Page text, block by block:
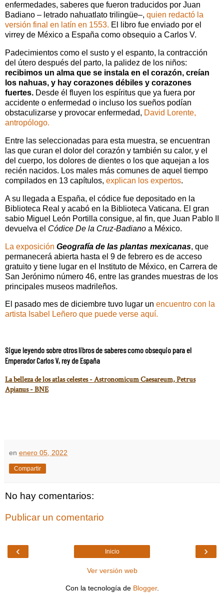
enfermedades, saberes que fueron traducidos por Juan
Badiano – letrado nahuatlato trilingüe–, quien redactó la
versión final en latín en 1553. El libro fue enviado por el
virrey de México a España como obsequio a Carlos V.
Padecimientos como el susto y el espanto, la contracción
del útero después del parto, la palidez de los niños:
recibimos un alma que se instala en el corazón, creían
los nahuas, y hay corazones débiles y corazones
fuertes. Desde él fluyen los espíritus que ya fuera por
accidente o enfermedad o incluso los sueños podían
obstaculizarse y provocar enfermedad, David Lorente,
antropólogo.
Entre las seleccionadas para esta muestra, se encuentran
las que curan el dolor del corazón y también su calor, y el
del cuerpo, los dolores de dientes o los que aquejan a los
recién nacidos. Los males más comunes de aquel tiempo
compilados en 13 capítulos, explican los expertos.
A su llegada a España, el códice fue depositado en la
Biblioteca Real y acabó en la Biblioteca Vaticana. El gran
sabio Miguel León Portilla consigue, al fin, que Juan Pablo II
devuelva el Códice De la Cruz-Badiano a México.
La exposición Geografía de las plantas mexicanas, que
permanecerá abierta hasta el 9 de febrero es de acceso
gratuito y tiene lugar en el Instituto de México, en Carrera de
San Jerónimo número 46, entre las grandes muestras de los
principales museos madrileños.
El pasado mes de diciembre tuvo lugar un encuentro con la
artista Isabel Leñero que puede verse aquí.
Sigue leyendo sobre otros libros de saberes como obsequio para el
Emperador Carlos V, rey de España
La belleza de los atlas celestes - Astronomicum Caesareum, Petrus
Apianus - BNE
en enero 05, 2022
Compartir
No hay comentarios:
Publicar un comentario
‹ ›
Inicio
Ver versión web
Con la tecnología de Blogger.